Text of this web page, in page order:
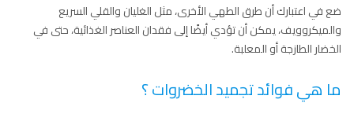
ضع في اعتبارك أن طرق الطهي الأخرى، مثل الغليان والقلي السريع
والميكروويف، يمكن أن تؤدي أيضًا إلى فقدان العناصر الغذائية، حتى في
الخضار الطازجة أو المعلبة.
ما هي فوائد تجميد الخضروات ؟